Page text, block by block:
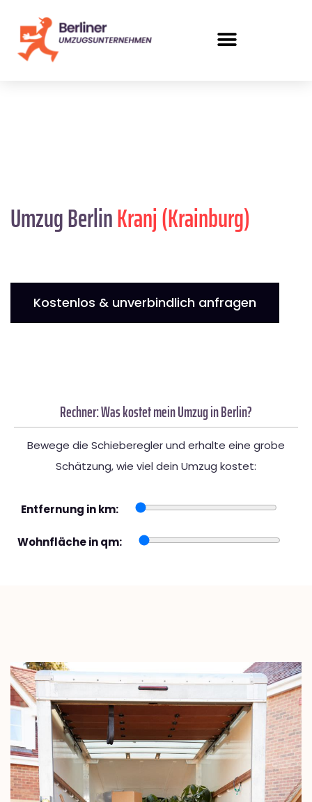
Umzug BerlinKranj (Krainburg)
Kostenlos & unverbindlich anfragen
Rechner: Was kostet mein Umzug in Berlin?
Bewege die Schieberegler und erhalte eine grobe
Schätzung, wie viel dein Umzug kostet:
Entfernung in km:
Wohnfläche in qm: